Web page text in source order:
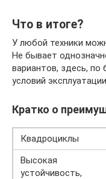
Что в итоге?
У любой техники
Не бывает
вариантов, здесь, по
условий
Кратко о
Квадроциклы
Высокая
устойчивость,